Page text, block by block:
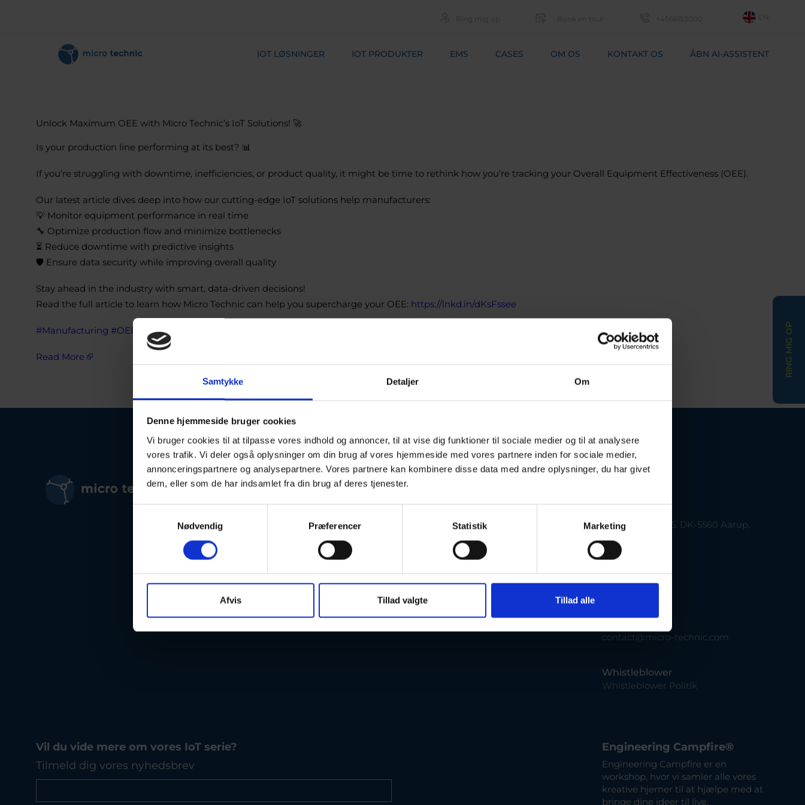
Samtykke Detaljer Om
Denne hjemmeside bruger cookies
Vi bruger cookies til at tilpasse vores indhold og annoncer, til at vise dig funktioner til sociale medier og til at analysere
vores trafik. Vi deler også oplysninger om din brug af vores hjemmeside med vores partnere inden for sociale medier,
annonceringspartnere og analysepartnere. Vores partnere kan kombinere disse data med andre oplysninger, du har givet
dem, eller som de har indsamlet fra din brug af deres tjenester.
Nødvendig
Præferencer Statistik Marketing
Afvis Tillad valgte Tillad alle
RING MIG OP
IOT LØSNINGER IOT PRODUKTER EMS CASES OM OS KONTAKT OS ÅBN AI-ASSISTENT
Unlock Maximum OEE with Micro Technic’s IoT Solutions! 🚀
Is your production line performing at its best? 📊
If you’re struggling with downtime, inefficiencies, or product quality, it might be time to rethink how you’re tracking your Overall Equipment Effectiveness (OEE).
Our latest article dives deep into how our cutting-edge IoT solutions help manufacturers:
💡 Monitor equipment performance in real time
🔧 Optimize production flow and minimize bottlenecks
⏳ Reduce downtime with predictive insights
🛡 Ensure data security while improving overall quality
Stay ahead in the industry with smart, data-driven decisions!
Read the full article to learn how Micro Technic can help you supercharge your OEE: https://lnkd.in/dKsFssee
#Manufacturing #OEE #IoT #Industry4
Read More
EMS
Hardware design
PCB Layout
Udvikling af systemdesign
Kontakt os
Smedevænget 5, DK-5560 Aarup,
Denmark
Telefon
+45 66 15 30 00
contact@micro-technic.com
Whistleblower
Whistleblower Politik
Vil du vide mere om vores IoT serie?
Tilmeld dig vores nyhedsbrev
Engineering Campfire®
Engineering Campfire er en
workshop, hvor vi samler alle vores
kreative hjerner til at hjælpe med at
bringe dine ideer til live.